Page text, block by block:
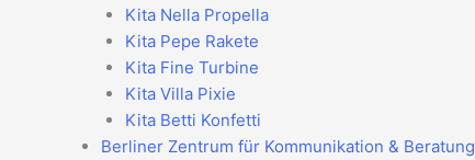
Kita Nella Propella
Kita Pepe Rakete
Kita Fine Turbine
Kita Villa Pixie
Kita Betti Konfetti
Berliner Zentrum für Kommunikation & Beratung